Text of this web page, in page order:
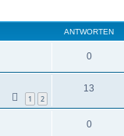
ANTWORTEN
0
1 2
13
0